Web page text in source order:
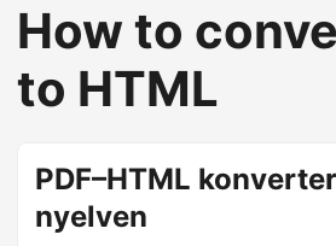
v
i
g
How to
to HTML
PDF–HTML
nyelven